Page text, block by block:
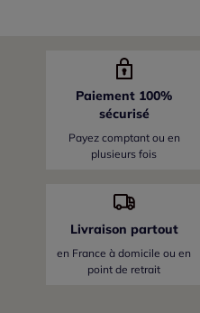
Paiement 100%
sécurisé
Payez comptant ou en
plusieurs fois
Livraison partout
en France à domicile ou en
point de retrait